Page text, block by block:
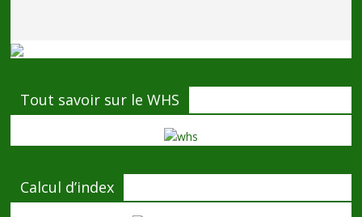
Tout savoir sur le WHS
Calcul d’index